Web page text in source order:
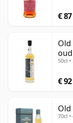
€ 87
oud
50cl •
€ 92
70cl •